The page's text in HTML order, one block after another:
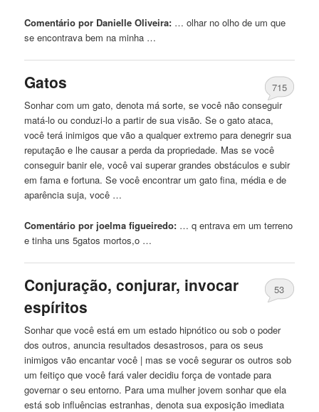
Comentário por Danielle Oliveira: … olhar no olho deum que
se encontrava bem na minha …
Gatos
715
Sonhar comum gato, denota má sorte, se você não conseguir
matá-lo ou conduzi-lo a partir de sua visão. Se o gato ataca,
você terá inimigos que vão a qualquer extremo para denegrir sua
reputação e lhe causar a perda da propriedade. Mas se você
conseguir banir ele, você vai superar grandes obstáculos e subir
em fama e fortuna. Se você encontrarum gato fina, média e de
aparência suja, você …
Comentário por joelma figueiredo: … q entrava emum terreno
e tinha uns 5gatos mortos,o …
Conjuração, conjurar, invocar
espíritos
53
Sonhar que você está emum estado hipnótico ou sob o poder
dos outros, anuncia resultados desastrosos, para os seus
inimigos vão encantar você | mas se você segurar os outros sob
um feitiço que você fará valer decidiu força de vontade para
governar o seu entorno. Para uma mulher jovem sonhar que ela
está sob influências estranhas, denota sua exposição imediata